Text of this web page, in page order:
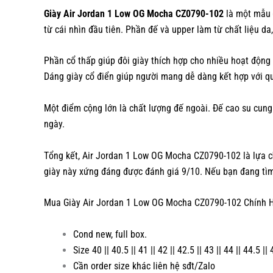
Giày Air Jordan 1 Low OG Mocha CZ0790-102 là một
từ cái nhìn đầu tiên. Phần đế và upper làm từ chất liệu
Phần cổ thấp giúp đôi giày thích hợp cho nhiều hoạt
Dáng giày cổ điển giúp người mang dễ dàng kết hợp với
Một điểm cộng lớn là chất lượng đế ngoài. Đế cao su
ngày.
Tổng kết, Air Jordan 1 Low OG Mocha CZ0790-102 là
giày này xứng đáng được đánh giá 9/10. Nếu bạn đang
Mua Giày Air Jordan 1 Low OG Mocha CZ0790-102 Chính
Cond new, full box.
Size 40 || 40.5 || 41 || 42 || 42.5 || 43 || 44 || 44.5 ||
Cần order size khác liên hệ sđt/Zalo